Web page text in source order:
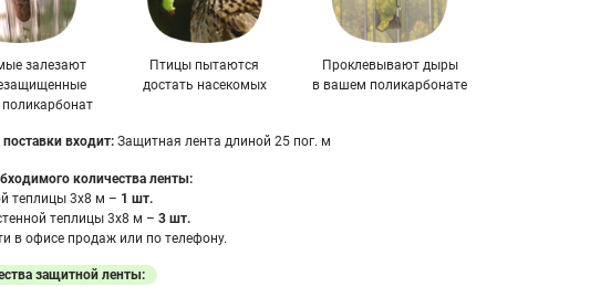
залезают
поликарбонат
Птицы пытаются
достать насекомых
Проклевывают дыры
в вашем поликарбонате
входит: Защитная лента длиной 25 пог. м
количества ленты:
теплицы 3х8 м – 1 шт.
теплицы 3х8 м –3 шт.
в офисе продаж или по телефону.
защитной ленты: